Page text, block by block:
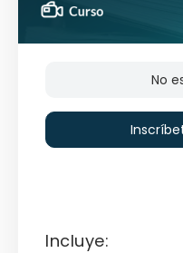
No
Incluye: